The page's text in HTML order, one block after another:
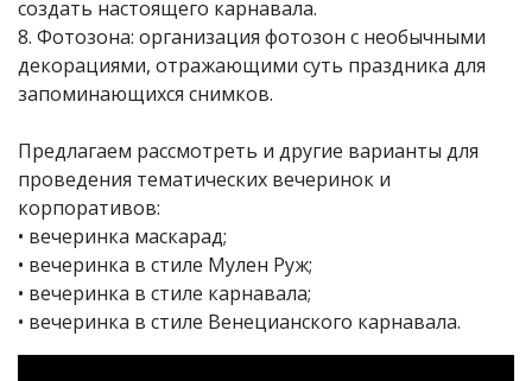
создать настоящего карнавала.
8. Фотозона: организация фотозон с необычными
декорациями, отражающими суть праздника для
запоминающихся снимков.
Предлагаем рассмотреть и другие варианты для
проведения тематических вечеринок и
корпоративов:
• вечеринка маскарад;
• вечеринка в стиле Мулен Руж;
• вечеринка в стиле карнавала;
• вечеринка в стиле Венецианского карнавала.